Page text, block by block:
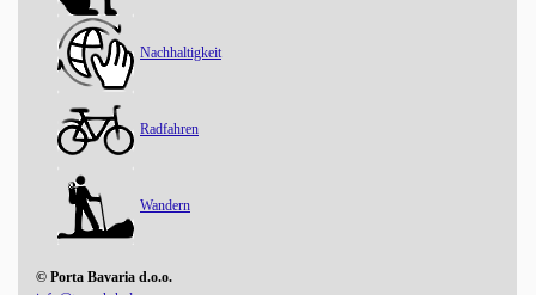
Nachhaltigkeit
Radfahren
Wandern
© Porta Bavaria d.o.o.